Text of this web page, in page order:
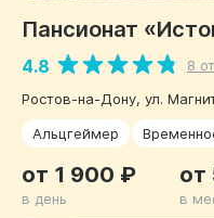
Пансионат
4.8
8
Ростов-на-Дону, ул.
Альцгеймер
от 1 900 ₽
в день
от
в